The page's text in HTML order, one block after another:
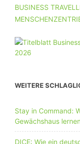
BUSINESS
WEITERE
Stay in Command:
Gewächshaus
DICE: Wie ein